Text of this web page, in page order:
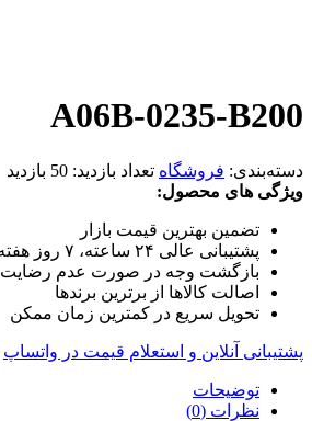
A06B-0235-B200
دسته‌بندی: فروشگاه تعداد بازدید: 50 بازدید
ویژگی های محصول:
تضمین بهترین قیمت بازار
پشتیبانی عالی ۲۴ ساعته، ۷ روز هفته
بازگشت وجه در صورت عدم رضایت
اصالت کالاها از برترین برندها
تحویل سریع در کمترین زمان ممکن
پشتیبانی آنلاین و استعلام قیمت در واتساپ
توضیحات
نظرات (0)